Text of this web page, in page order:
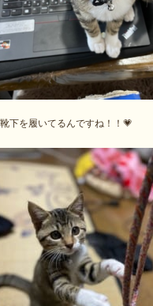
下を履いてるんですね！！💗